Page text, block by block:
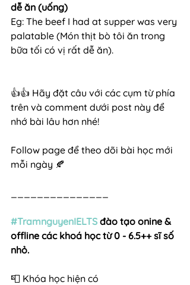
dễ ăn (uống)
Eg: The beef I had at supper was very
palatable (Món thịt bò tôi ăn trong
bữa tối có vị rất dễ ăn).
👍👍 Hãy đặt câu với các cụm từ phía
trên và comment dưới post này để
nhớ bài lâu hơn nhé!
Follow page để theo dõi bài học mới
mỗi ngày 🍂
#TramnguyenIELTS đào tạo onine &
offline các khoá học từ 0 - 6.5++ sĩ số
nhỏ.
📮 Khóa học hiện có